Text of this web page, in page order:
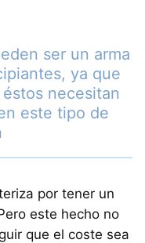
ser un arma
ya que
necesitan
este tipo de
por tener un
este hecho no
que el coste sea